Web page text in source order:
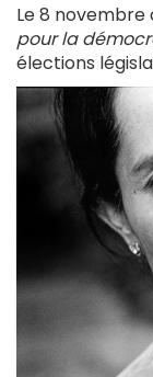
Le 8 novembre
pour la
élections